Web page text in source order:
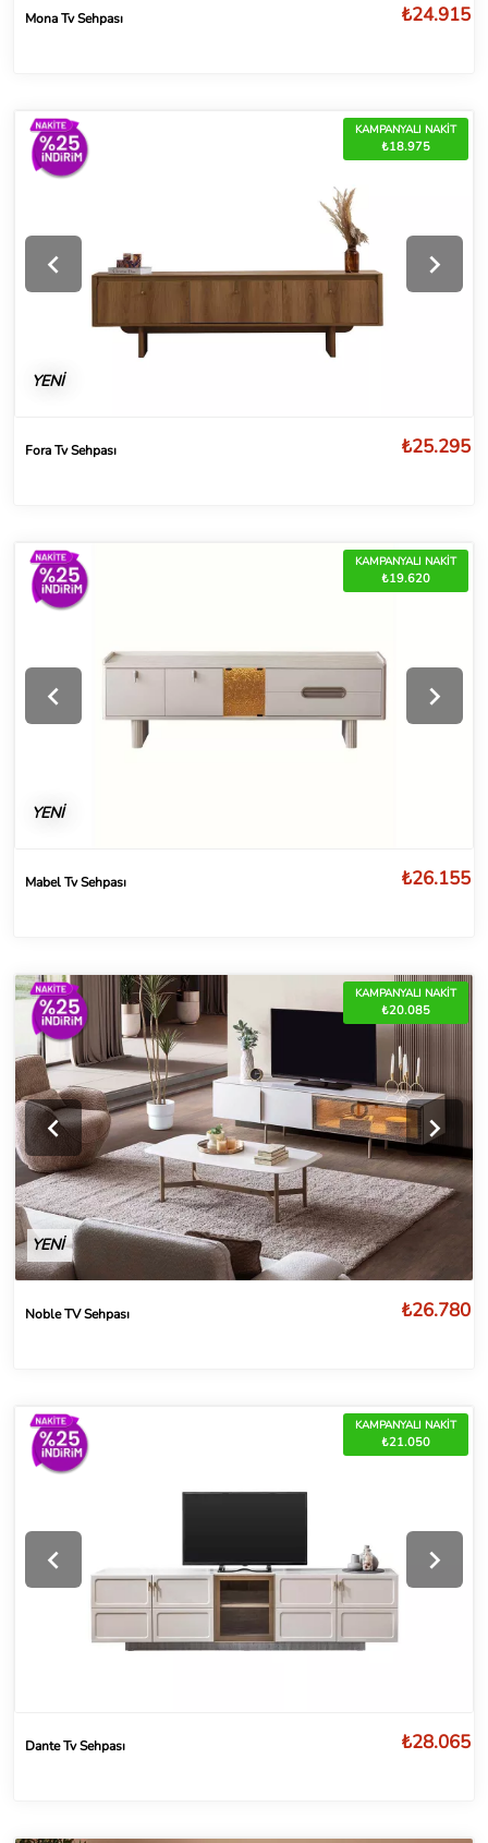
Mona Tv Sehpası ₺24.915
KAMPANYALI NAKİT
₺18.975
YENİ
Fora Tv Sehpası ₺25.295
KAMPANYALI NAKİT
₺19.620
YENİ
Mabel Tv Sehpası ₺26.155
KAMPANYALI NAKİT
₺20.085
YENİ
Noble TV Sehpası ₺26.780
KAMPANYALI NAKİT
₺21.050
Dante Tv Sehpası ₺28.065